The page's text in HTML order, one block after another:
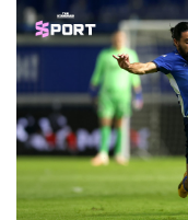
ในมุมของสโมสร เอ็
เตะวัย 31 ปี ในเวลา
กับสโมสรอีก 2 ปีจนถึง
ต้องการได้รับสัญญาใ
ในเรื่องนี้ จนทำให้สโ
สันจนถึงปี 2025
เรื่องนี้ถูกมองว่าเป็น ‘